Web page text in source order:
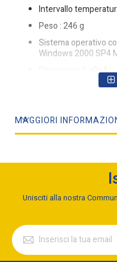
Intervallo
Peso : 246 g
Sistema operativo
Windows 2000 SP4
Dimensioni (LxPxA)
Requisiti di sistema
Range di frequenza :
Connessione xDSL :
MAGGIORI
Unisciti alla nostra
Iscriviti
alla
nostra